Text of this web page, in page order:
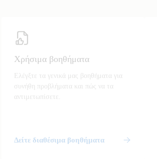
Χρήσιμα βοηθήματα
Ελέγξτε τα γενικά μας βοηθήματα για
συνήθη προβλήματα και πώς να τα
αντιμετωπίσετε.
Δείτε διαθέσιμα βοηθήματα